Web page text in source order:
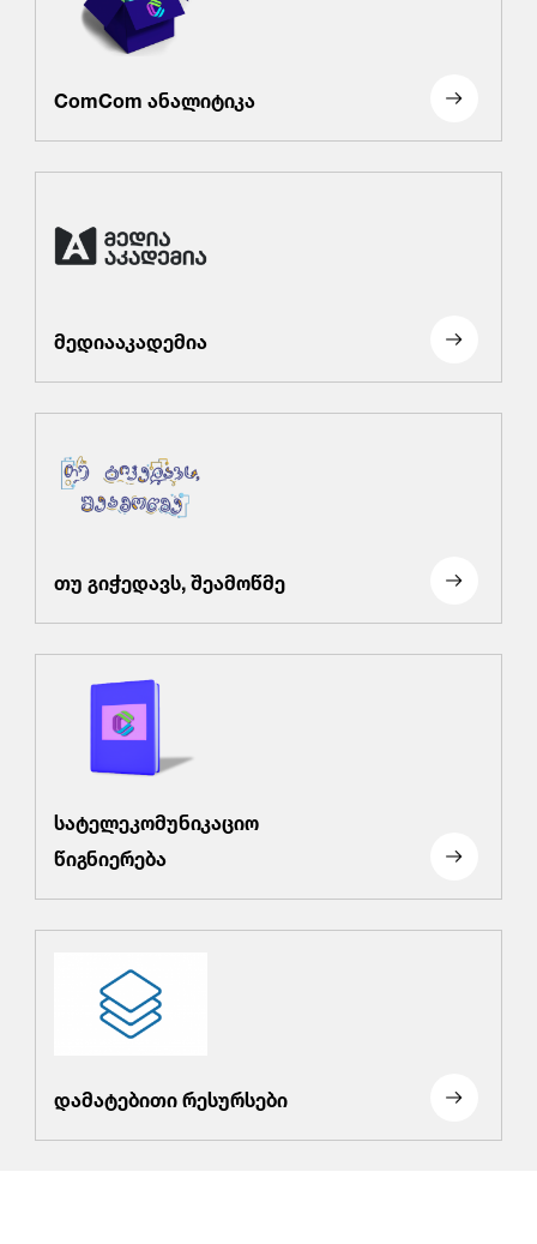
ComCom ანალიტიკა
მედიააკადემია
თუ გიჭედავს, შეამოწმე
სატელეკომუნიკაციო
წიგნიერება
დამატებითი რესურსები